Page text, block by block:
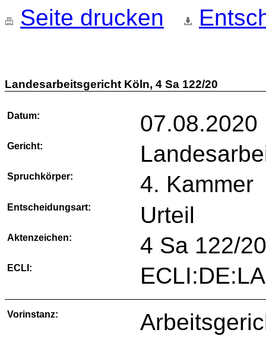
Seite drucken
Landesarbeitsgericht Köln, 4 Sa 122/20
Datum: 07.08.2020
Gericht:
Spruchkörper: 4. Kammer
Entscheidungsart: Urteil
Aktenzeichen: 4 Sa 122/
ECLI:
Vorinstanz: